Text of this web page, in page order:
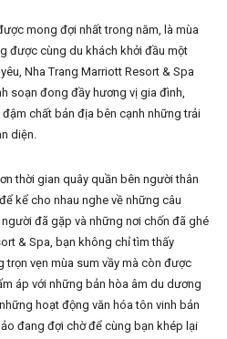
mong đợi nhất trong năm, là mùa
được cùng du khách khởi đầu một
Nha Trang Marriott Resort & Spa
soạn đong đầy hương vị gia đình,
chất bản địa bên cạnh những trải
diện.
thời gian quây quần bên người thân
kể cho nhau nghe về những câu
đã gặp và những nơi chốn đã ghé
& Spa, bạn không chỉ tìm thấy
trọn vẹn mùa sum vầy mà còn được
áp với những bản hòa âm du dương
hoạt động văn hóa tôn vinh bản
đang đợi chờ để cùng bạn khép lại